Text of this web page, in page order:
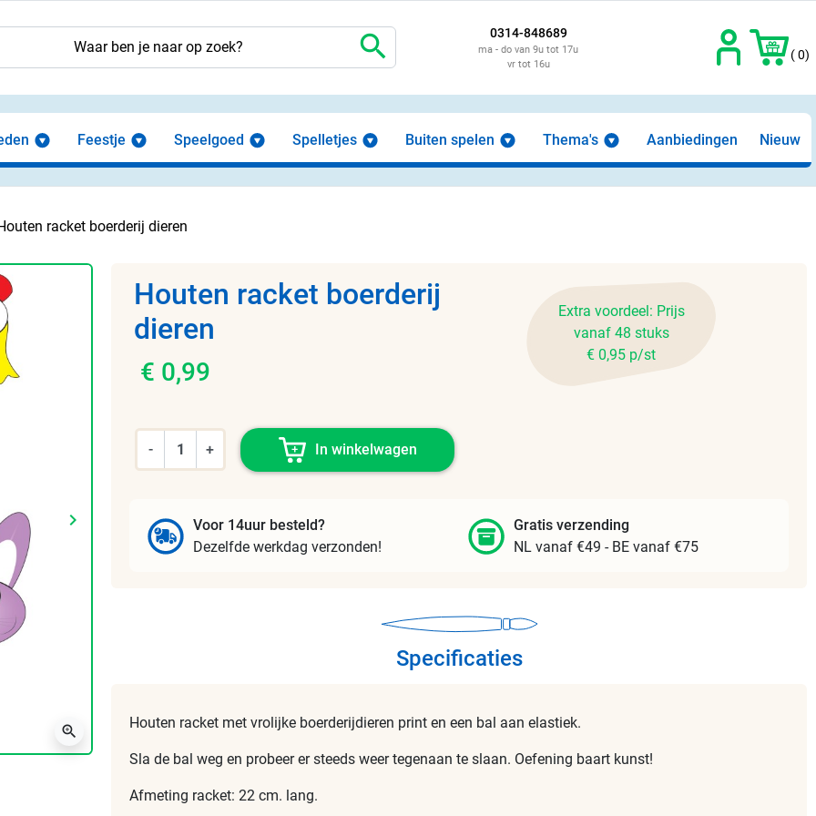
search 0314-848689
ma - do van 9u tot 17u
vr tot 16u
( 0)
Feestje Speelgoed Spelletjes Buiten spelen Thema's Aanbiedingen Nieuw
racket boerderij dieren
Volgende
keyboard_arrow_right
zoom_in
Houten racket boerderij
dieren
€ 0,99
Extra voordeel: Prijs
vanaf 48 stuks
€ 0,95 p/st
- + In winkelwagen
Voor 14uur besteld?
Dezelfde werkdag verzonden!
Gratis verzending
NL vanaf €49 - BE vanaf €75
Specificaties
Houten racket met vrolijke boerderijdieren print en een bal aan elastiek.
Sla de bal weg en probeer er steeds weer tegenaan te slaan. Oefening baart kunst!
Afmeting racket: 22 cm. lang.